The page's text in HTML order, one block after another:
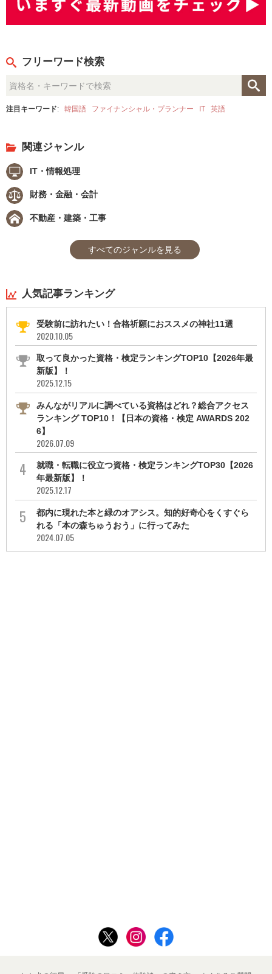
フリーワード検索
注目キーワード: 韓国語 ファイナンシャル・プランナー IT 英語
関連ジャンル
IT・情報処理
財務・金融・会計
不動産・建築・工事
すべてのジャンルを見る
人気記事ランキング
受験前に訪れたい！合格祈願におススメの神社11選
2020.10.05
取って良かった資格・検定ランキングTOP10【2026年最
新版】！
2025.12.15
みんながリアルに調べている資格はどれ？総合アクセス
ランキング TOP10！【日本の資格・検定 AWARDS 202
6】
2026.07.09
就職・転職に役立つ資格・検定ランキングTOP30【2026
年最新版】！
2025.12.17
都内に現れた本と緑のオアシス。知的好奇心をくすぐら
れる「本の森ちゅうおう」に行ってみた
2024.07.05